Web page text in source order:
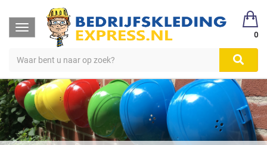
Toggle
navigation
0